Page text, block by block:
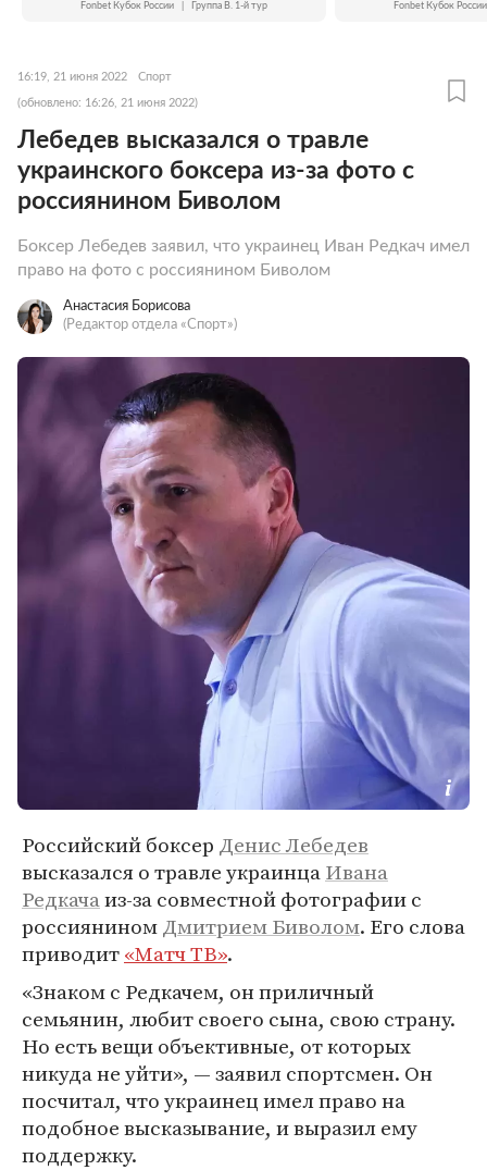
Fonbet Кубок России Группа B. 1-й тур Fonbet Кубок России
16:19, 21 июня 2022 Спорт
(обновлено: 16:26, 21 июня 2022)
Лебедев высказался о травле
украинского боксера из-за фото с
россиянином Биволом
Боксер Лебедев заявил, что украинец Иван Редкач имел
право на фото с россиянином Биволом
Анастасия Борисова
(Редактор отдела «Спорт»)
Российский боксер Денис Лебедев
высказался о травле украинцаИвана
Редкачаиз-за совместной фотографии с
россияниномДмитрием Биволом. Его слова
приводит«Матч ТВ».
«Знаком с Редкачем, он приличный
семьянин, любит своего сына, свою страну.
Но есть вещи объективные, от которых
никуда не уйти», — заявил спортсмен. Он
посчитал, что украинец имел право на
подобное высказывание, и выразил ему
поддержку.